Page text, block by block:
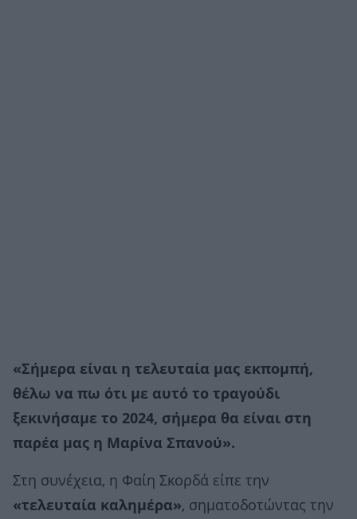
«Σήμερα είναι η τελευταία μας εκπομπή,
θέλω να πω ότι με αυτό το τραγούδι
ξεκινήσαμε το 2024, σήμερα θα είναι στη
παρέα μας η Μαρίνα Σπανού».
Στη συνέχεια, η Φαίη Σκορδά είπε την
«τελευταία καλημέρα», σηματοδοτώντας την